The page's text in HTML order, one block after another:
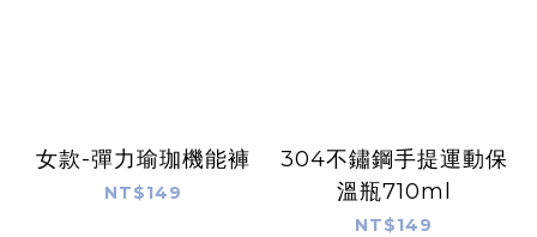
女款-彈力瑜珈機能褲
NT$149
304不鏽鋼手提運動保
溫瓶710ml
NT$149